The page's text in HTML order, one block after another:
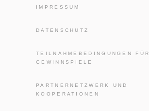
IMPRESSUM
DATENSCHUTZ
TEILNAHMEBEDINGUNGEN FÜR
GEWINNSPIELE
PARTNERNETZWERK UND
KOOPERATIONEN